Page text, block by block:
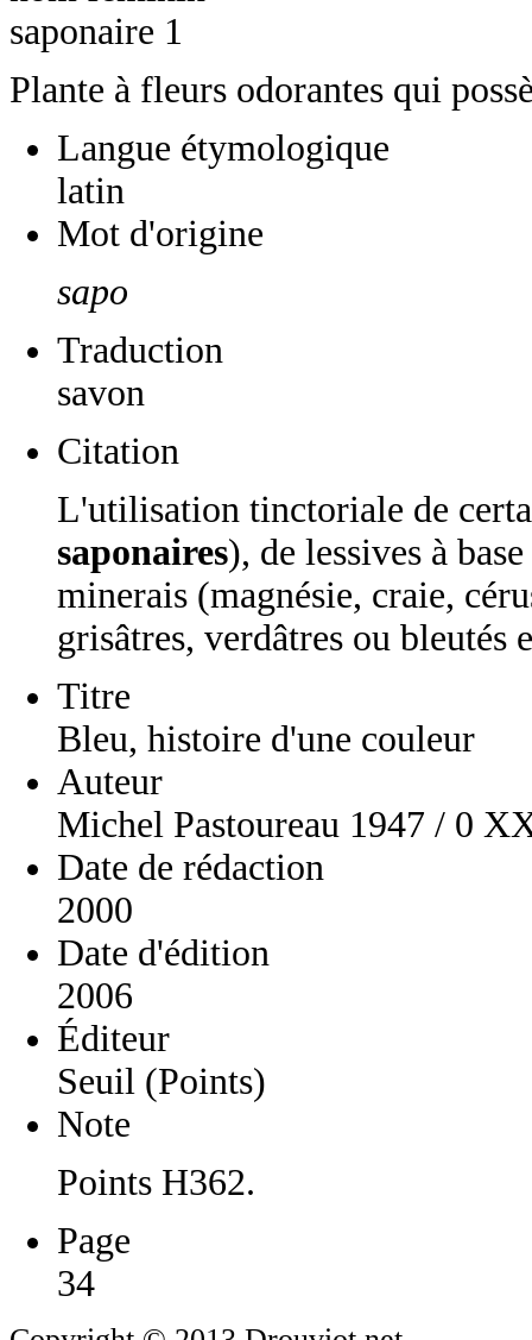
saponaire 1
Plante à fleurs odorantes qui
Langue étymologique
latin
Mot d'origine
sapo
Traduction
savon
Citation
L'utilisation tinctoriale de
saponaires), de lessives à
minerais (magnésie, craie,
grisâtres, verdâtres ou bleutés
Titre
Bleu, histoire d'une couleur
Auteur
Michel Pastoureau 1947 / 0
Date de rédaction
2000
Date d'édition
2006
Éditeur
Seuil (Points)
Note
Points H362.
Page
34